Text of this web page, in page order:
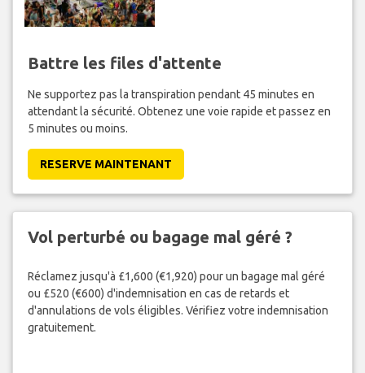
Battre les files d'attente
Ne supportez pas la transpiration pendant 45 minutes en
attendant la sécurité. Obtenez une voie rapide et passez en
5 minutes ou moins.
RESERVE MAINTENANT
Vol perturbé ou bagage mal géré ?
Réclamez jusqu'à £1,600 (€1,920) pour un bagage mal géré
ou £520 (€600) d'indemnisation en cas de retards et
d'annulations de vols éligibles. Vérifiez votre indemnisation
gratuitement.